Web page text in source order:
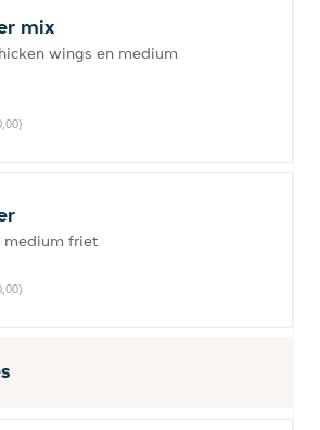
mix
wings en medium
medium friet